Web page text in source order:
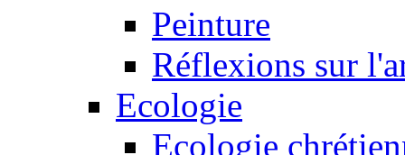
Peinture
Réflexions sur
Ecologie
Ecologie